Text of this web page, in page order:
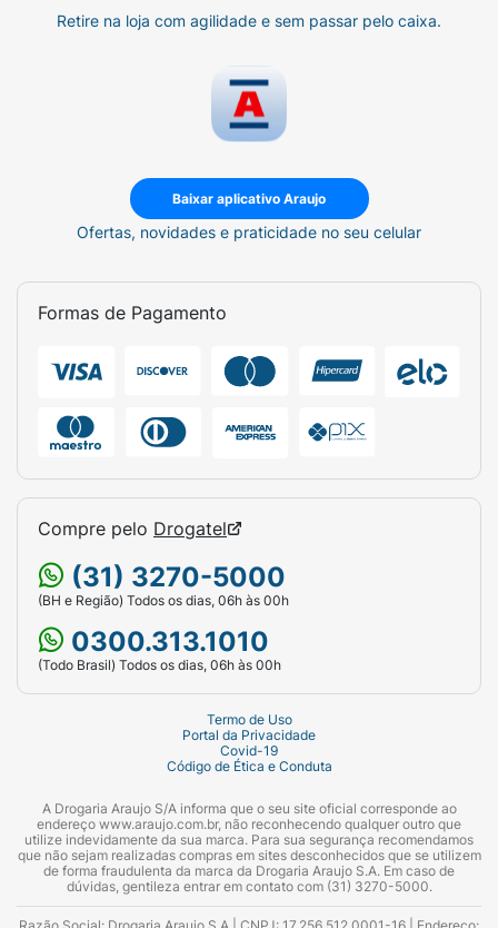
Retire na loja com agilidade e sem passar pelo caixa.
Baixar aplicativo Araujo
Ofertas, novidades e praticidade no seu celular
Formas de Pagamento
Compre pelo Drogatel
(31) 3270-5000
(BH e Região) Todos os dias, 06h às 00h
0300.313.1010
(Todo Brasil) Todos os dias, 06h às 00h
Termo de Uso
Portal da Privacidade
Covid-19
Código de Ética e Conduta
A Drogaria Araujo S/A informa que o seu site oficial corresponde ao
endereço www.araujo.com.br, não reconhecendo qualquer outro que
utilize indevidamente da sua marca. Para sua segurança recomendamos
que não sejam realizadas compras em sites desconhecidos que se utilizem
de forma fraudulenta da marca da Drogaria Araujo S.A. Em caso de
dúvidas, gentileza entrar em contato com (31) 3270-5000.